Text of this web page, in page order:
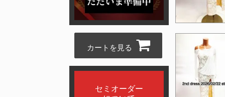
カートを見る
セミオーダー